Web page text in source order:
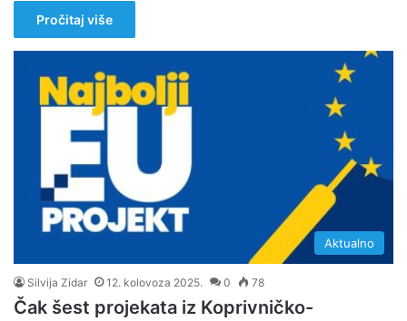
Pročitaj više
Aktualno
Silvija Zidar 12. kolovoza 2025. 0 78
Čak šest projekata iz Koprivničko-